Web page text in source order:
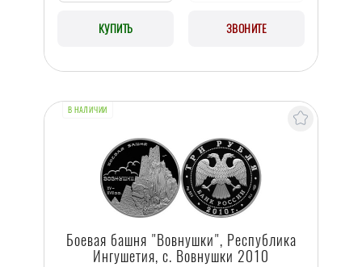
КУПИТЬ ЗВОНИТЕ
В НАЛИЧИИ
Боевая башня "Вовнушки", Республика
Ингушетия, с. Вовнушки 2010